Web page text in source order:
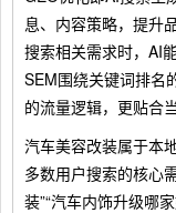
息、内容策略，提升
搜索相关需求时，AI
SEM围绕关键词排名
的流量逻辑，更贴合
汽车美容改装属于本
多数用户搜索的核心
装”“汽车内饰升级哪